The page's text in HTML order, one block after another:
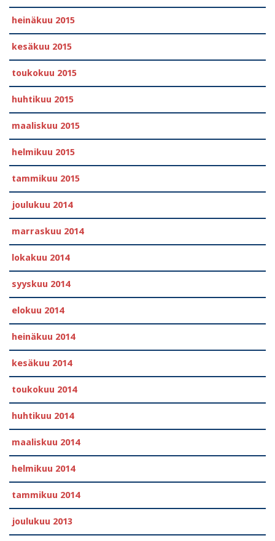
heinäkuu 2015
kesäkuu 2015
toukokuu 2015
huhtikuu 2015
maaliskuu 2015
helmikuu 2015
tammikuu 2015
joulukuu 2014
marraskuu 2014
lokakuu 2014
syyskuu 2014
elokuu 2014
heinäkuu 2014
kesäkuu 2014
toukokuu 2014
huhtikuu 2014
maaliskuu 2014
helmikuu 2014
tammikuu 2014
joulukuu 2013